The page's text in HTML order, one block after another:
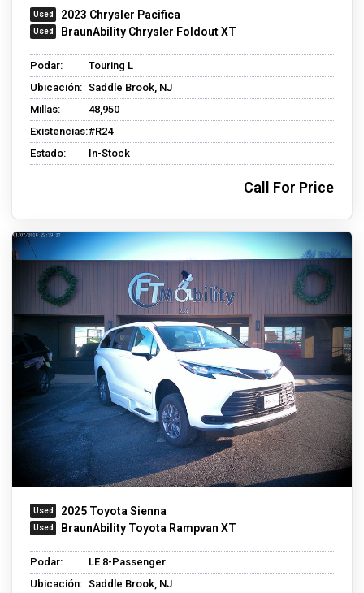
2023 Chrysler Pacifica
BraunAbility Chrysler Foldout XT
Podar:
Touring L
Ubicación: Saddle Brook, NJ
Millas:
48,950
Existencias:#R24
Estado:
In-Stock
Call For Price
2025 Toyota Sienna
BraunAbility Toyota Rampvan XT
Podar:
LE 8-Passenger
Ubicación: Saddle Brook, NJ